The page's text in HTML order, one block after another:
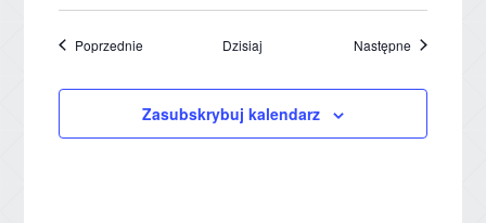
Poprzednie Dzisiaj NastępneWydarzenia
Zasubskrybuj kalendarz